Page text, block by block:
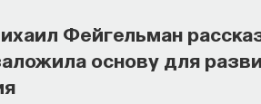
Фейгельман
основу для